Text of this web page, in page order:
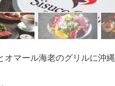
オマール海老のグリルに沖縄